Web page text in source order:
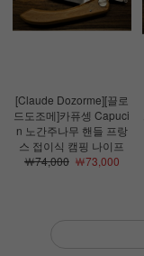
[Claude Dozorme][끌로
드도조메]카퓨셍 Capuci
n 노간주나무 핸들 프랑
스 접이식 캠핑 나이프
￦74,000￦73,000